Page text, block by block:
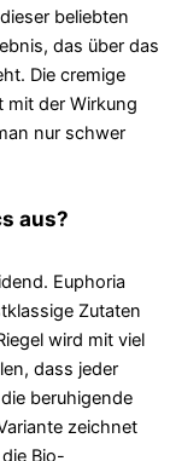
beliebten
das über das
Die cremige
mit der Wirkung
nur schwer
aus?
Euphoria
Zutaten
wird mit viel
dass jeder
beruhigende
zeichnet
Bio-